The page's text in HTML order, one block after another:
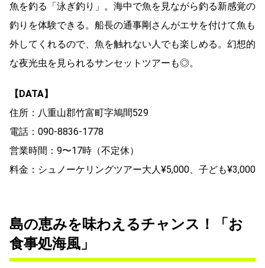
魚を釣る「泳ぎ釣り」。海中で魚を見ながら釣る新感覚の
釣りを体験できる。船長の通事剛さんがエサを付けて魚も
外してくれるので、魚を触れない人でも楽しめる。幻想的
な夜光虫を見られるサンセットツアーも◎。
【DATA】
住所：八重山郡竹富町字鳩間529
電話：090-8836-1778
営業時間：9〜17時（不定休）
料金：シュノーケリングツアー大人¥5,000、子ども¥3,000
島の恵みを味わえるチャンス！「お
食事処海風」